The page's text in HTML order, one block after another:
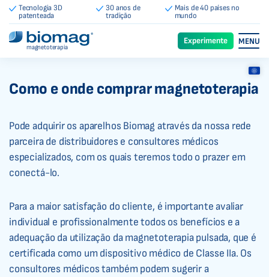
Tecnologia 3D
patenteada
30 anos de
tradição
Mais de 40 países no
mundo
magnetoterapia
Experimente MENU
Como e onde comprar magnetoterapia
Pode adquirir os aparelhos Biomag através da nossa rede
parceira de distribuidores e consultores médicos
especializados, com os quais teremos todo o prazer em
conectá-lo.
Para a maior satisfação do cliente, é importante avaliar
individual e profissionalmente todos os benefícios e a
adequação da utilização da magnetoterapia pulsada, que é
certificada como um dispositivo médico de Classe IIa. Os
consultores médicos também podem sugerir a